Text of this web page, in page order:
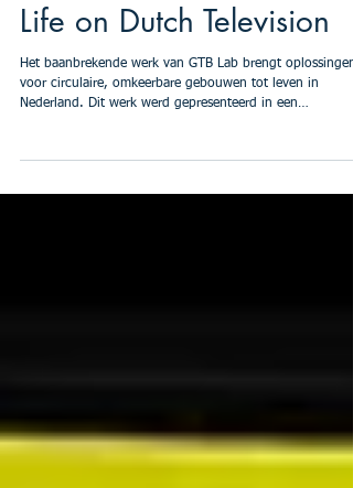
Life on Dutch Television
Het baanbrekende werk van GTB Lab brengt oplossingen
voor circulaire, omkeerbare gebouwen tot leven in
Nederland. Dit werk werd gepresenteerd in een
Stel je een plek voor waar dingen voortdurend